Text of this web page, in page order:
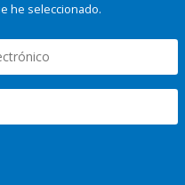
he seleccionado.